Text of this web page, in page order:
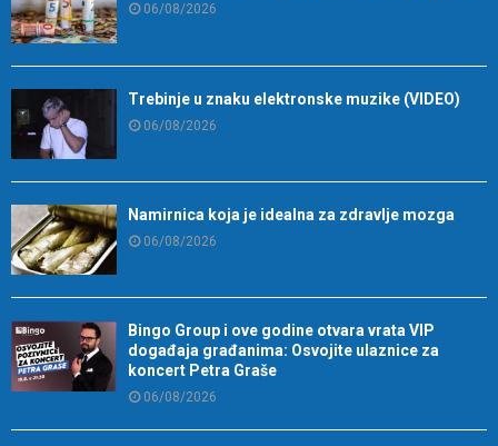
06/08/2026
Trebinje u znaku elektronske muzike (VIDEO)
06/08/2026
Namirnica koja je idealna za zdravlje mozga
06/08/2026
Bingo Group i ove godine otvara vrata VIP
događaja građanima: Osvojite ulaznice za
koncert Petra Graše
06/08/2026